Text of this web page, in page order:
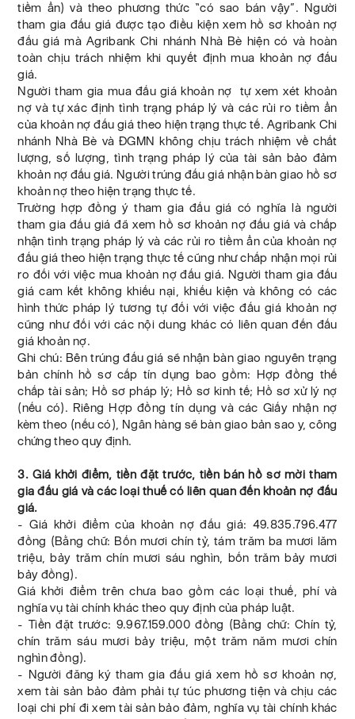
tiềm ẩn) và theo phương thức “có sao bán vậy”. Người
tham gia đấu giá được tạo điều kiện xem hồ sơ khoản nợ
đấu giá mà Agribank Chi nhánh Nhà Bè hiện có và hoàn
toàn chịu trách nhiệm khi quyết định mua khoản nợ đấu
giá.
Người tham gia mua đấu giá khoản nợ tự xem xét khoản
nợ và tự xác định tình trạng pháp lý và các rủi ro tiềm ẩn
của khoản nợ đấu giá theo hiện trạng thực tế. Agribank Chi
nhánh Nhà Bè và ĐGMN không chịu trách nhiệm về chất
lượng, số lượng, tình trạng pháp lý của tài sản bảo đảm
khoản nợ đấu giá. Người trúng đấu giá nhận bàn giao hồ sơ
khoản nợ theo hiện trạng thực tế.
Trường hợp đồng ý tham gia đấu giá có nghĩa là người
tham gia đấu giá đã xem hồ sơ khoản nợ đấu giá và chấp
nhận tình trạng pháp lý và các rủi ro tiềm ẩn của khoản nợ
đấu giá theo hiện trạng thực tế cũng như chấp nhận mọi rủi
ro đối với việc mua khoản nợ đấu giá. Người tham gia đấu
giá cam kết không khiếu nại, khiếu kiện và không có các
hình thức pháp lý tương tự đối với việc đấu giá khoản nợ
cũng như đối với các nội dung khác có liên quan đến đấu
giá khoản nợ.
Ghi chú: Bên trúng đấu giá sẽ nhận bàn giao nguyên trạng
bản chính hồ sơ cấp tín dụng bao gồm: Hợp đồng thế
chấp tài sản; Hồ sơ pháp lý; Hồ sơ kinh tế; Hồ sơ xử lý nợ
(nếu có). Riêng Hợp đồng tín dụng và các Giấy nhận nợ
kèm theo (nếu có), Ngân hàng sẽ bàn giao bản sao y, công
chứng theo quy định.
3. Giá khởi điểm, tiền đặt trước, tiền bán hồ sơ mời tham
gia đấu giá và các loại thuế có liên quan đến khoản nợ đấu
giá.
- Giá khởi điểm của khoản nợ đấu giá: 49.835.796.477
đồng (Bằng chữ: Bốn mươi chín tỷ, tám trăm ba mươi lăm
triệu, bảy trăm chín mươi sáu nghìn, bốn trăm bảy mươi
bảy đồng).
Giá khởi điểm trên chưa bao gồm các loại thuế, phí và
nghĩa vụ tài chính khác theo quy định của pháp luật.
- Tiền đặt trước: 9.967.159.000 đồng (Bằng chữ: Chín tỷ,
chín trăm sáu mươi bảy triệu, một trăm năm mươi chín
nghìn đồng).
- Người đăng ký tham gia đấu giá xem hồ sơ khoản nợ,
xem tài sản bảo đảm phải tự túc phương tiện và chịu các
loại chi phí đi xem tài sản bảo đảm, nghĩa vụ tài chính khác